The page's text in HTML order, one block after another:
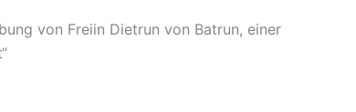
von Freiin Dietrun von Batrun, einer